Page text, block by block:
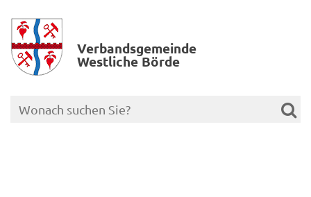
Verbands­gemeinde
Westliche Börde